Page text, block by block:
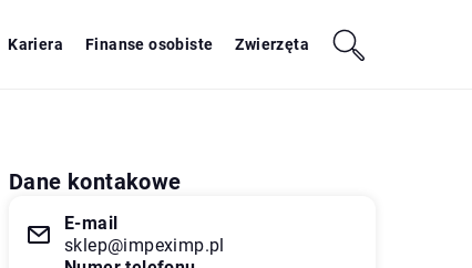
Kariera Finanse osobiste Zwierzęta
Dane kontakowe
E-mail
sklep@impeximp.pl